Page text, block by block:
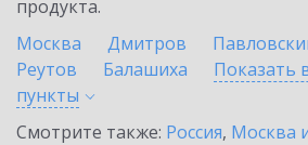
продукта.
Москва
Дмитров
Реутов
Балашиха
Показать
пункты
Смотрите также: Россия, Москва